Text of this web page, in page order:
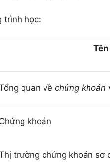
trình học:
quan về chứng khoán
Chứng khoán
trường chứng khoán sơ